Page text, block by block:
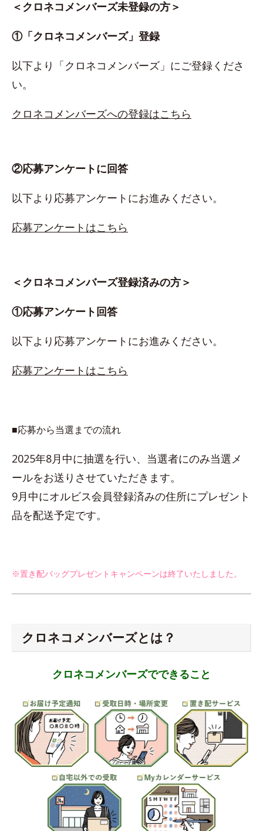
＜クロネコメンバーズ未登録の方＞
①「クロネコメンバーズ」登録
以下より「クロネコメンバーズ」にご登録くださ
い。
クロネコメンバーズへの登録はこちら
②応募アンケートに回答
以下より応募アンケートにお進みください。
応募アンケートはこちら
＜クロネコメンバーズ登録済みの方＞
①応募アンケート回答
以下より応募アンケートにお進みください。
応募アンケートはこちら
■応募から当選までの流れ
2025年8月中に抽選を行い、当選者にのみ当選メ
ールをお送りさせていただきます。
9月中にオルビス会員登録済みの住所にプレゼント
品を配送予定です。
※置き配バッグプレゼントキャンペーンは終了いたしました。
クロネコメンバーズとは？
クロネコメンバーズでできること